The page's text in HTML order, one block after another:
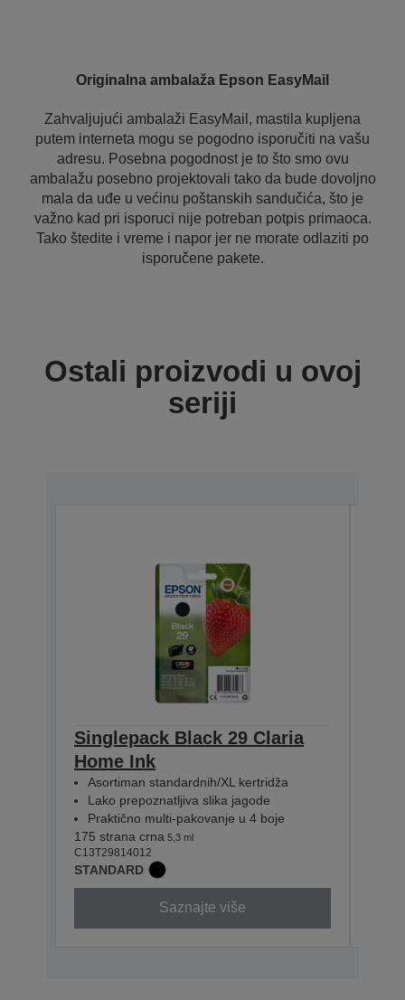
Originalna ambalaža Epson EasyMail
Zahvaljujući ambalaži EasyMail, mastila kupljena
putem interneta mogu se pogodno isporučiti na vašu
adresu. Posebna pogodnost je to što smo ovu
ambalažu posebno projektovali tako da bude dovoljno
mala da uđe u većinu poštanskih sandučića, što je
važno kad pri isporuci nije potreban potpis primaoca.
Tako štedite i vreme i napor jer ne morate odlaziti po
isporučene pakete.
Ostali proizvodi u ovoj
seriji
Singlepack Black 29 Claria
Home Ink
Asortiman standardnih/XL kertridža
Lako prepoznatljiva slika jagode
Praktično multi-pakovanje u 4 boje
175 strana crna 5,3 ml
C13T29814012
STANDARD
Saznajte više